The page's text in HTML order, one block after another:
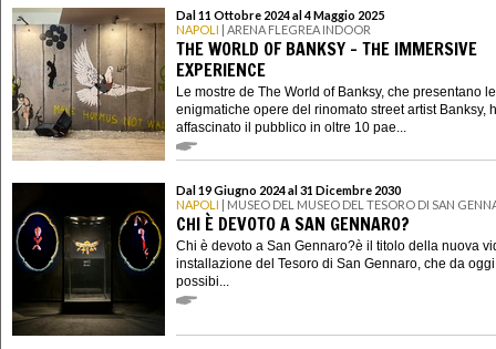
Dal 11 Ottobre 2024 al 4 Maggio 2025
NAPOLI | ARENA FLEGREA INDOOR
THE WORLD OF BANKSY – THE IMMERSIVE
EXPERIENCE
Le mostre de The World of Banksy, che presentano le
enigmatiche opere del rinomato street artist Banksy,
affascinato il pubblico in oltre 10 pae...
Dal 19 Giugno 2024 al 31 Dicembre 2030
NAPOLI | MUSEO DEL MUSEO DEL TESORO DI SAN
CHI È DEVOTO A SAN GENNARO?
Chi è devoto a San Gennaro?è il titolo della nuova
installazione del Tesoro di San Gennaro, che da
possibi...